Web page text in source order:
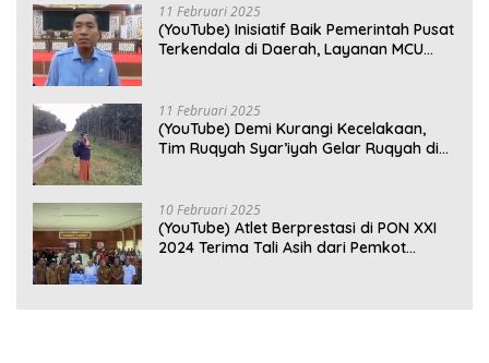
11 Februari 2025
(YouTube) Inisiatif Baik Pemerintah Pusat
Terkendala di Daerah, Layanan MCU
11 Februari 2025
(YouTube) Demi Kurangi Kecelakaan,
Tim Ruqyah Syar’iyah Gelar Ruqyah di
10 Februari 2025
(YouTube) Atlet Berprestasi di PON XXI
2024 Terima Tali Asih dari Pemkot